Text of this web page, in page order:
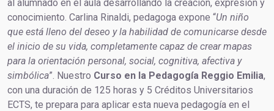
al alumnado en el aula desarrollando la creación, expresión y
conocimiento. Carlina Rinaldi, pedagoga expone “Un niño
que está lleno del deseo y la habilidad de comunicarse desde
el inicio de su vida, completamente capaz de crear mapas
para la orientación personal, social, cognitiva, afectiva y
simbólica”. Nuestro Curso en la Pedagogía Reggio Emilia,
con una duración de 125 horas y 5 Créditos Universitarios
ECTS, te prepara para aplicar esta nueva pedagogía en el